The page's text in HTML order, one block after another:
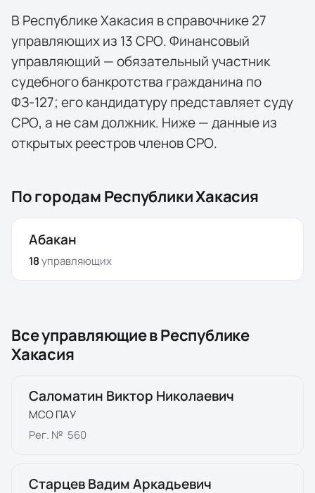
В Республике Хакасия в справочнике27
управляющихиз 13СРО. Финансовый
управляющий — обязательный участник
судебного банкротства гражданина по
ФЗ-127; его кандидатуру представляет суду
СРО, а не сам должник. Ниже — данные из
открытых реестров членов СРО.
По городам Республики Хакасия
Абакан
18управляющих
Все управляющие вРеспублике
Хакасия
Саломатин Виктор Николаевич
МСО ПАУ
Рег. № 560
Старцев Вадим Аркадьевич